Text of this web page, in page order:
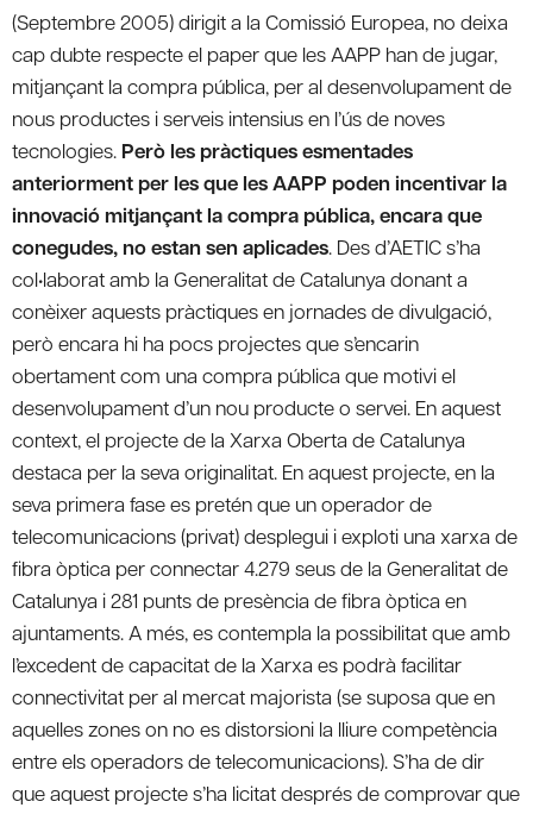
(Septembre 2005) dirigit a la Comissió Europea, no deixa
cap dubte respecte el paper que les AAPP han de jugar,
mitjançant la compra pública, per al desenvolupament de
nous productes i serveis intensius en l’ús de noves
tecnologies. Però les pràctiques esmentades
anteriorment per les que les AAPP poden incentivar la
innovació mitjançant la compra pública, encara que
conegudes, no estan sen aplicades. Des d’AETIC s’ha
col•laborat amb la Generalitat de Catalunya donant a
conèixer aquests pràctiques en jornades de divulgació,
però encara hi ha pocs projectes que s’encarin
obertament com una compra pública que motivi el
desenvolupament d’un nou producte o servei. En aquest
context, el projecte de la Xarxa Oberta de Catalunya
destaca per la seva originalitat. En aquest projecte, en la
seva primera fase es pretén que un operador de
telecomunicacions (privat) desplegui i exploti una xarxa de
fibra òptica per connectar 4.279 seus de la Generalitat de
Catalunya i 281 punts de presència de fibra òptica en
ajuntaments. A més, es contempla la possibilitat que amb
l’excedent de capacitat de la Xarxa es podrà facilitar
connectivitat per al mercat majorista (se suposa que en
aquelles zones on no es distorsioni la lliure competència
entre els operadors de telecomunicacions). S’ha de dir
que aquest projecte s’ha licitat després de comprovar que